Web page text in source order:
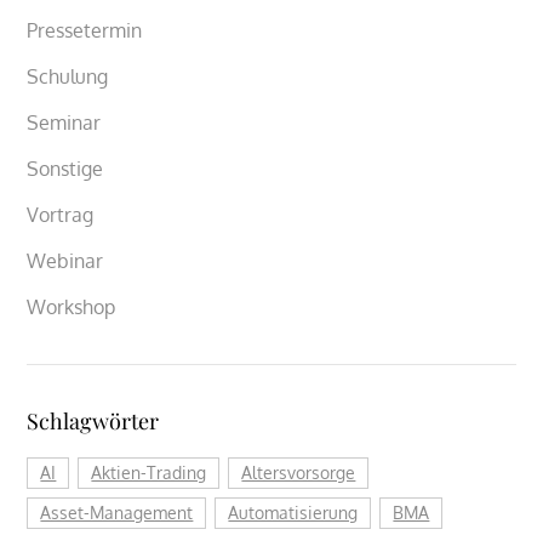
Pressetermin
Schulung
Seminar
Sonstige
Vortrag
Webinar
Workshop
Schlagwörter
AI Aktien-Trading
Altersvorsorge
Asset-Management
Automatisierung
BMA